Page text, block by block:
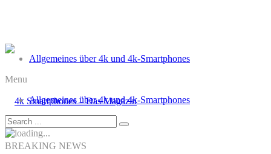
Allgemeines über 4k und 4k-Smartphones
Menu
Allgemeines über 4k und 4k-Smartphones
BREAKING NEWS